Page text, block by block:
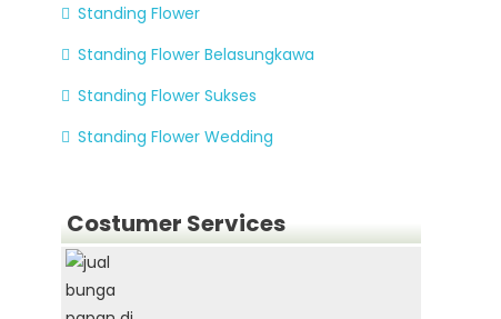
Standing Flower
Standing Flower Belasungkawa
Standing Flower Sukses
Standing Flower Wedding
Costumer Services